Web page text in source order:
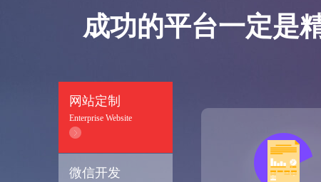
成功的平台一定是
网站定制
Enterprise Website
微信开发